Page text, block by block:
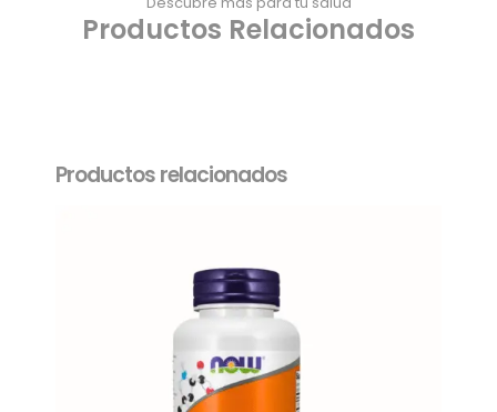
Productos Relacionados
Productos relacionados